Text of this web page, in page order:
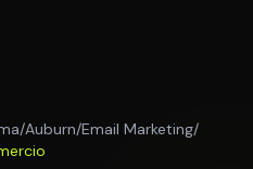
/Auburn/Email Marketing/